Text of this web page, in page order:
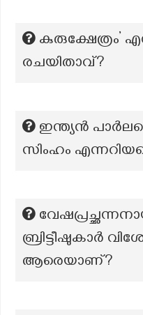
കുരുക്ഷേത്രം’
രചയിതാവ്?
ഇന്ത്യൻ
സിംഹം
ബ്രിട്ടീഷുകാർ
ആരെയാണ്?